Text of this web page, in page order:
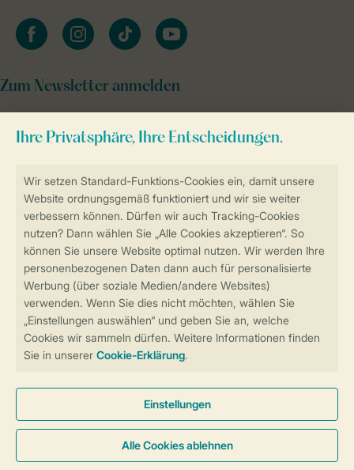
Sicherstellung Deiner Privatsphäre
Sicher und schnell zur Online-Buchung
Sichere Datenübertragung
Sicheres Bezahlen
facebookinstagramtiktok youtube
Zum Newsletter anmelden
Cookies und Banner
Barrierefreiheit